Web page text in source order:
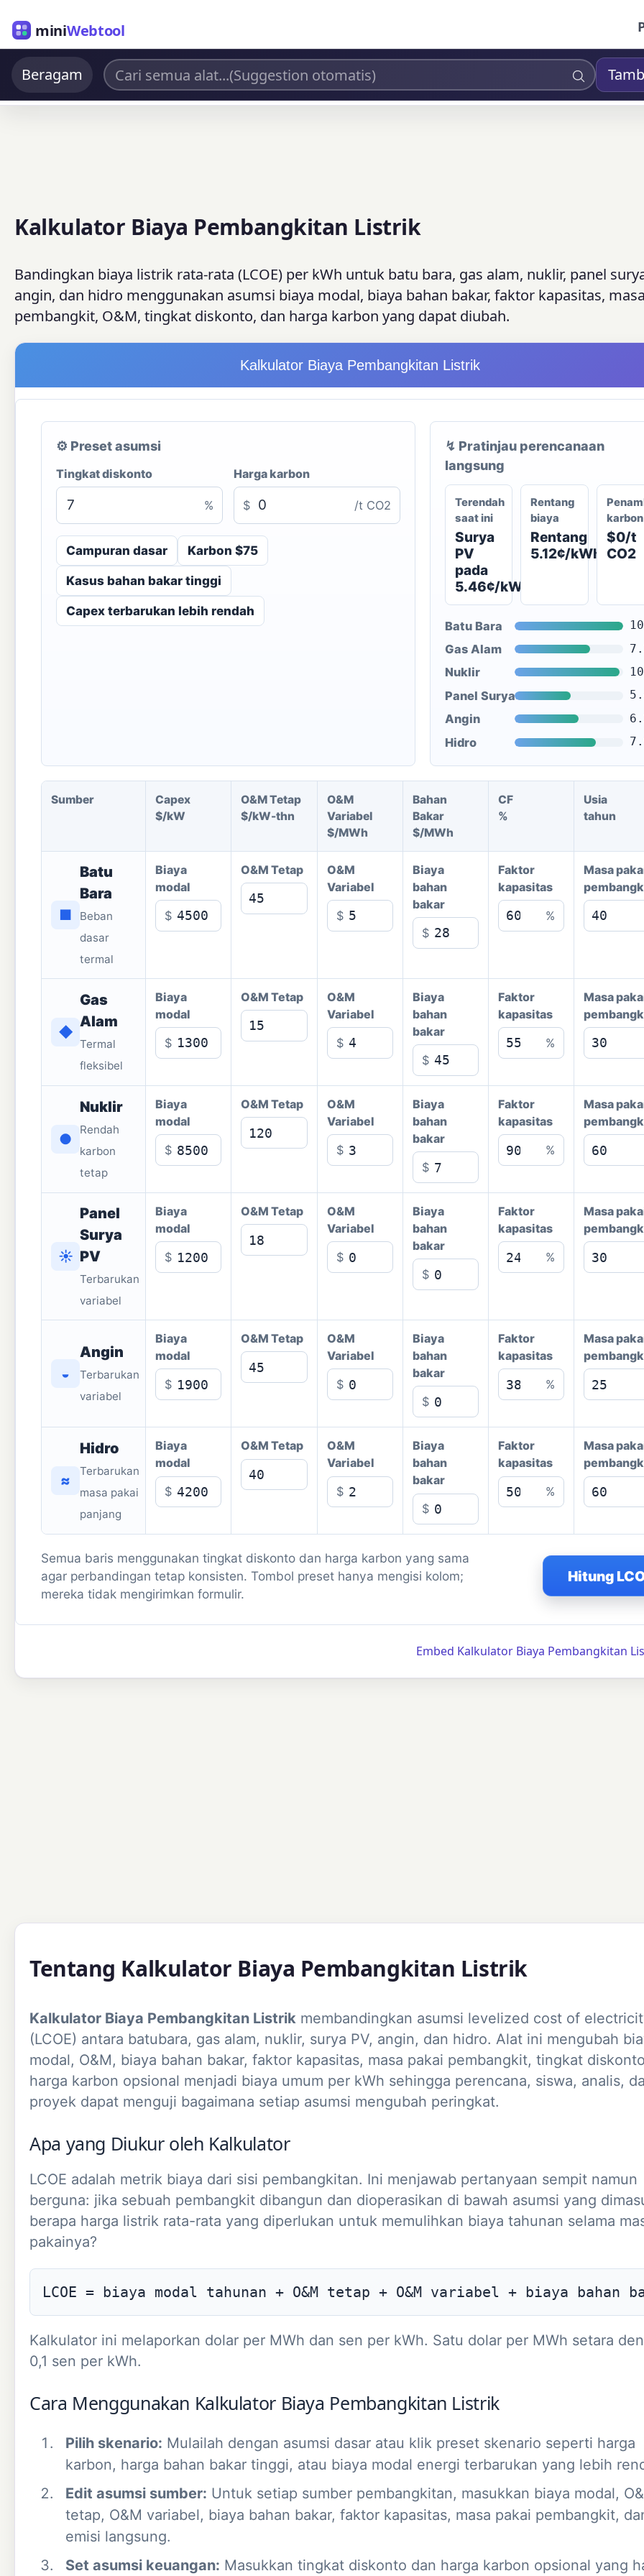
miniWebtool
Beragam
Kalkulator Biaya Pembangkitan Listrik
Bandingkan biaya listrik rata-rata (LCOE) per kWh untuk batu bara, gas alam, nuklir, panel
angin, dan hidro menggunakan asumsi biaya modal, biaya bahan bakar, faktor kapasitas,
pembangkit, O&M, tingkat diskonto, dan harga karbon yang dapat diubah.
Kalkulator Biaya Pembangkitan Listrik
⚙ Preset asumsi
Tingkat diskonto
%
Harga karbon
$ /t CO2
Campuran dasar Karbon $75
Kasus bahan bakar tinggi
Capex terbarukan lebih rendah
↯ Pratinjau perencanaan
langsung
Terendah
saat ini
Surya
PV
pada
5.46¢/kWh
Rentang
biaya
Rentang
5.12¢/kWh
karbon
$0/t
CO2
Batu Bara
Gas Alam
Nuklir
Panel Surya PV
Angin
Hidro
Sumber
Capex
$/kW
O&M Tetap
$/kW-thn
O&M
Variabel
$/MWh
Bahan
Bakar
$/MWh
CF
%
Usia
tahun
■
Batu
Bara
Beban
dasar
termal
Biaya
modal
$
O&M Tetap
O&M
Variabel
$
Biaya
bahan
bakar
$
Faktor
kapasitas
%
Masa
◆
Gas
Alam
Termal
fleksibel
Biaya
modal
$
O&M Tetap
O&M
Variabel
$
Biaya
bahan
bakar
$
Faktor
kapasitas
%
Masa
●
Nuklir
Rendah
karbon
tetap
Biaya
modal
$
O&M Tetap
O&M
Variabel
$
Biaya
bahan
bakar
$
Faktor
kapasitas
%
Masa
☀
Panel
Surya
PV
Terbarukan
variabel
Biaya
modal
$
O&M Tetap
O&M
Variabel
$
Biaya
bahan
bakar
$
Faktor
kapasitas
%
Masa
◒
Angin
Terbarukan
variabel
Biaya
modal
$
O&M Tetap
O&M
Variabel
$
Biaya
bahan
bakar
$
Faktor
kapasitas
%
Masa
≈
Hidro
Terbarukan
masa pakai
panjang
Biaya
modal
$
O&M Tetap
O&M
Variabel
$
Biaya
bahan
bakar
$
Faktor
kapasitas
%
Masa
Semua baris menggunakan tingkat diskonto dan harga karbon yang sama
agar perbandingan tetap konsisten. Tombol preset hanya mengisi kolom;
mereka tidak mengirimkan formulir.
Hitung
Embed Kalkulator Biaya Pembangkitan
Tentang Kalkulator Biaya Pembangkitan Listrik
Kalkulator Biaya Pembangkitan Listrik membandingkan asumsi levelized cost of
(LCOE) antara batubara, gas alam, nuklir, surya PV, angin, dan hidro. Alat ini mengubah
modal, O&M, biaya bahan bakar, faktor kapasitas, masa pakai pembangkit, tingkat
harga karbon opsional menjadi biaya umum per kWh sehingga perencana, siswa, analis,
proyek dapat menguji bagaimana setiap asumsi mengubah peringkat.
Apa yang Diukur oleh Kalkulator
LCOE adalah metrik biaya dari sisi pembangkitan. Ini menjawab pertanyaan sempit namun
berguna: jika sebuah pembangkit dibangun dan dioperasikan di bawah asumsi yang
berapa harga listrik rata-rata yang diperlukan untuk memulihkan biaya tahunan selama
pakainya?
LCOE = biaya modal tahunan + O&M tetap + O&M variabel + biaya
Kalkulator ini melaporkan dolar per MWh dan sen per kWh. Satu dolar per MWh setara
0,1 sen per kWh.
Cara Menggunakan Kalkulator Biaya Pembangkitan Listrik
Pilih skenario: Mulailah dengan asumsi dasar atau klik preset skenario seperti harga
karbon, harga bahan bakar tinggi, atau biaya modal energi terbarukan yang lebih
Edit asumsi sumber: Untuk setiap sumber pembangkitan, masukkan biaya modal,
tetap, O&M variabel, biaya bahan bakar, faktor kapasitas, masa pakai pembangkit,
emisi langsung.
Set asumsi keuangan: Masukkan tingkat diskonto dan harga karbon opsional yang